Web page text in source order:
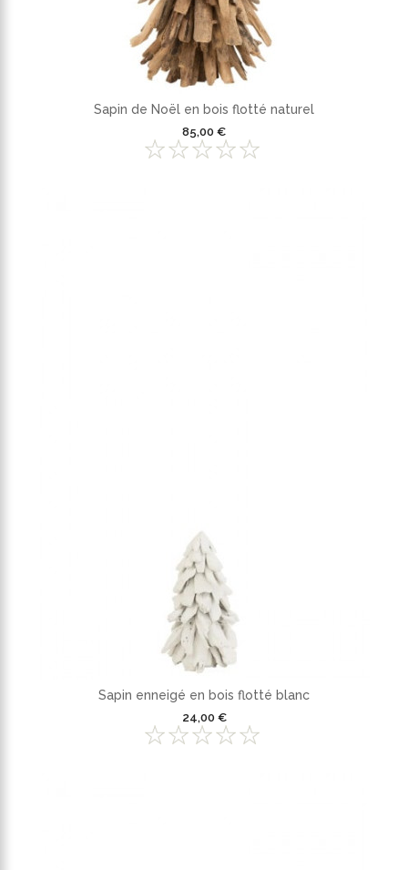
Sapin de Noël en bois flotté naturel
85,00 €
Sapin enneigé en bois flotté blanc
24,00 €